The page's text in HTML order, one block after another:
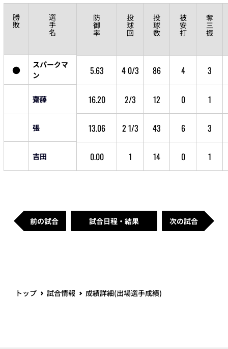
勝
敗
選
手
名
防
御
率
投
球
回
投
球
数
被
安
打
奪
三
振
●
スパークマ
ン
5.63 4 0/3 86 4 3
齋藤 16.20 2/3 12 0 1
張 13.06 2 1/3 43 6 3
吉田 0.00 1 14 0 1
前の試合 試合日程・結果 次の試合
トップ 試合情報 成績詳細(出場選手成績)